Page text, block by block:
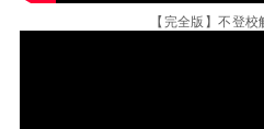
【完全版】不登